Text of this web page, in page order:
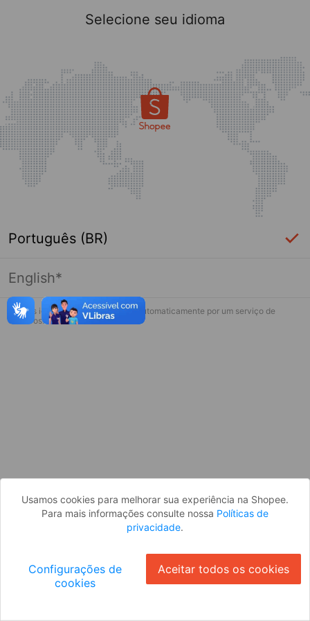
Página indisponível
Desculpe, algo deu errado. Faça login
Selecione seu idioma
Português (BR)
English*
* Esses idiomas serão traduzidos automaticamente por um serviço de
terceiros.
Usamos cookies para melhorar sua experiência na Shopee.
Para mais informações consulte nossa Políticas de
privacidade.
Configurações de
cookies
Aceitar todos os cookies